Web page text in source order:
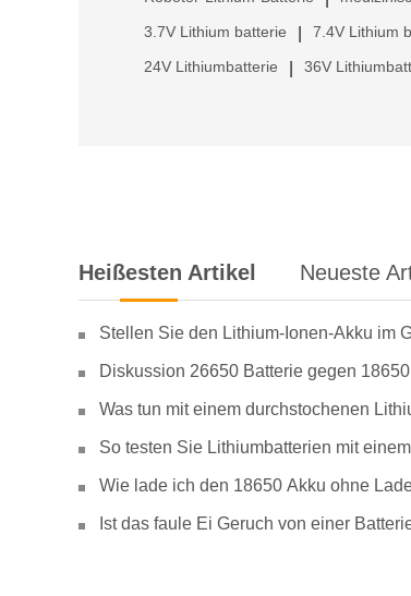
3.7V Lithium batterie 7.4V Lithium
24V Lithiumbatterie 36V
Heißesten Artikel Neueste
Stellen Sie den Lithium-Ionen-Akku im
Diskussion 26650 Batterie gegen
Was tun mit einem durchstochenen
So testen Sie Lithiumbatterien mit
Wie lade ich den 18650 Akku ohne
Ist das faule Ei Geruch von einer